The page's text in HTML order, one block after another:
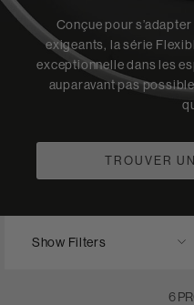
Conçue pour
exigeants, la série
exceptionnelle dans les
auparavant pas
TROUVER
Show Filters
6